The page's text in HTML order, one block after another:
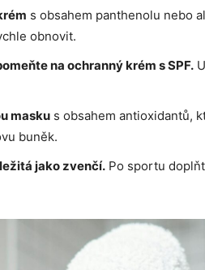
s obsahem panthenolu nebo
obnovit.
na ochranný krém s SPF.
masku s obsahem antioxidantů,
buněk.
jako zvenčí. Po sportu